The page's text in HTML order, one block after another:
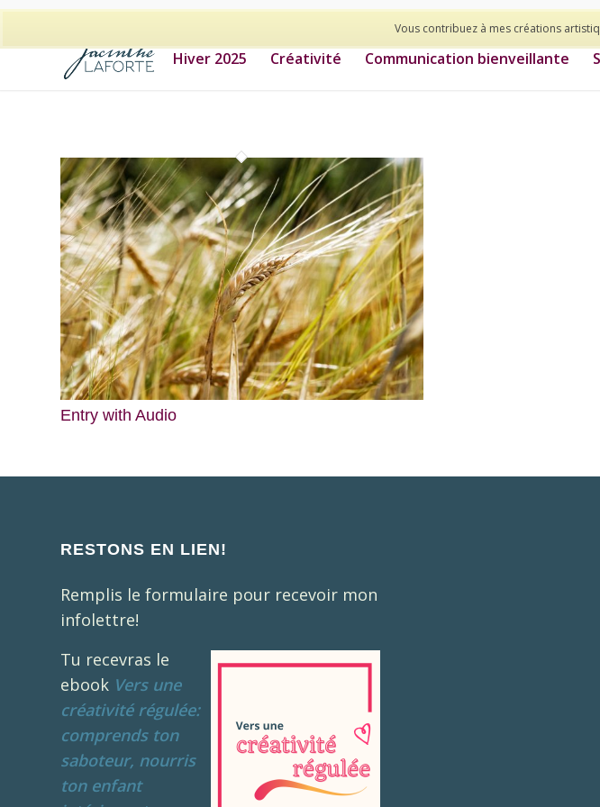
Vous contribuez à mes créations
514-278-9938
Hiver 2025 Créativité Communication bienveillante
Entry with Audio
RESTONS EN LIEN!
Remplis le formulaire pour recevoir mon
infolettre!
Tu recevras le
ebook Vers une
créativité régulée:
comprends ton
saboteur, nourris
ton enfant